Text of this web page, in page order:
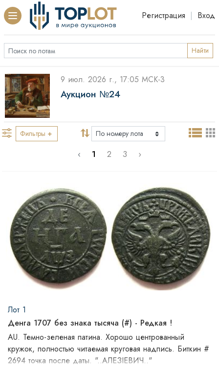
Регистрация | Вход
Найти
9 июл. 2026 г., 17:05 МСК-3
Аукцион №24
Фильтры
‹ 1 2 3 ›
Лот 1
Денга 1707 без знака тысяча (#) - Редкая !
AU. Темно-зеленая патина. Хорошо центрованный
кружок, полностью читаемая круговая надпись. Биткин #
2694 точка после даты. "..АЛЕЗIEВИЧ.."